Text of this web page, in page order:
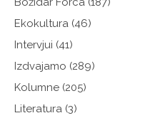
Ekokultura (46)
Intervjui (41)
Izdvajamo (289)
Kolumne (205)
Literatura (3)